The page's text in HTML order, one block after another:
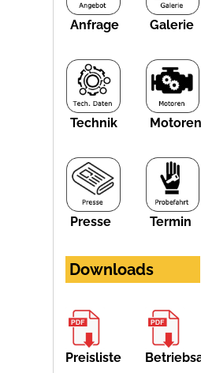
Anfrage Galerie
Technik Motoren
Presse Termin
Downloads
Preisliste